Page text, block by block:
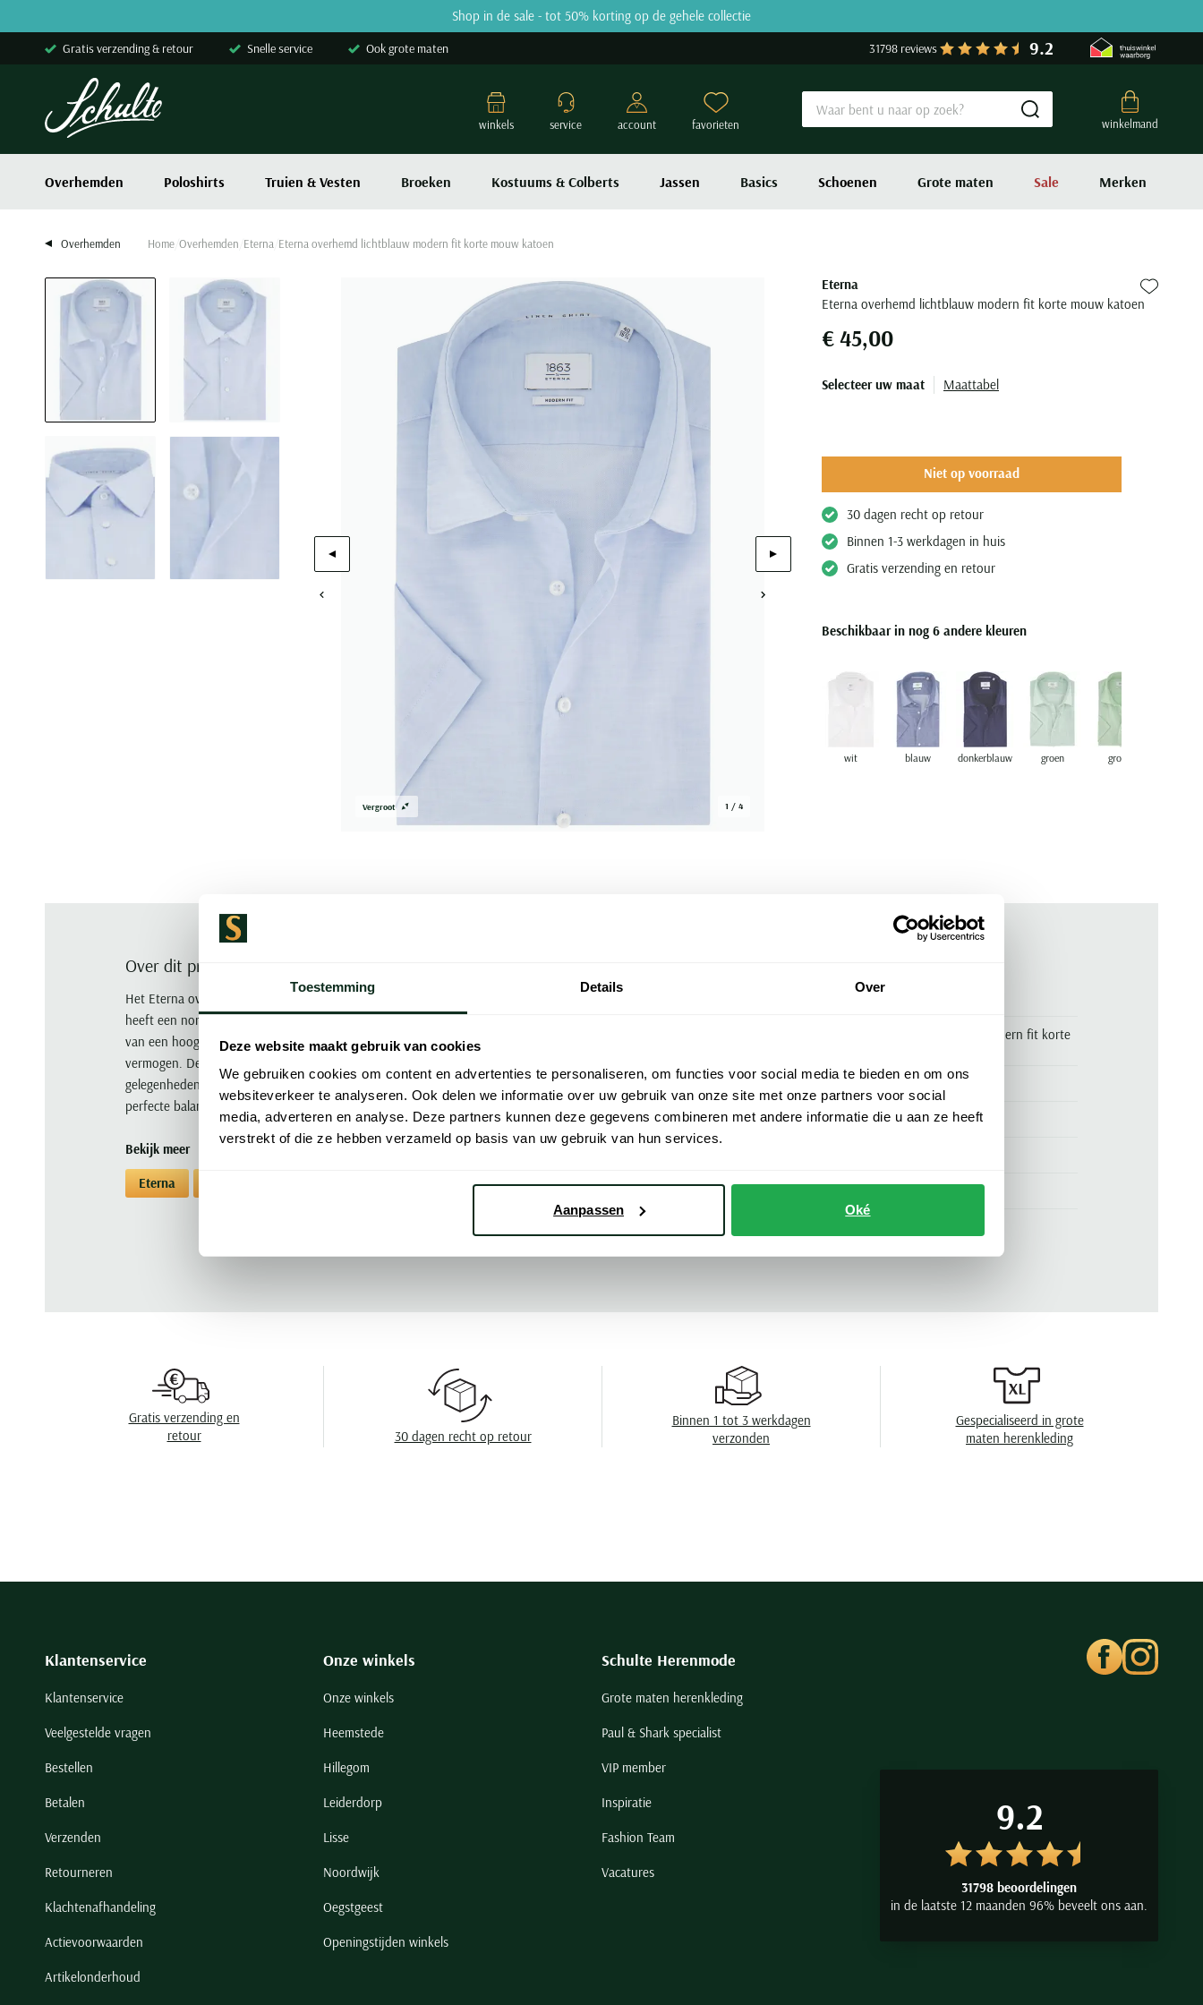
Toestemming Details Over
Deze website maakt gebruik van cookies
We gebruiken cookies om content en advertenties te personaliseren, om functies voor social media te bieden en om ons
websiteverkeer te analyseren. Ook delen we informatie over uw gebruik van onze site met onze partners voor social
media, adverteren en analyse. Deze partners kunnen deze gegevens combineren met andere informatie die u aan ze heeft
verstrekt of die ze hebben verzameld op basis van uw gebruik van hun services.
Aanpassen Oké
Shop in de sale - tot 50% korting op de gehele collectie
Gratis verzending & retour Snelle service Ook grote maten 31798 reviews 9.2
winkelmand
Submit search
Overhemden Poloshirts Truien & Vesten Broeken Kostuums & Colberts Jassen Basics Schoenen Grote maten Sale Merken
winkels service account favorieten
Overhemden Home Overhemden Eterna Eterna overhemd lichtblauw modern fit korte mouw katoen
Vergroot 1 / 4
Eterna
Eterna overhemd lichtblauw modern fit korte mouw katoen Zet bij
€ 45,00
Selecteer uw maat Maattabel
Niet op voorraad
30 dagen recht op retour
Binnen 1-3 werkdagen in huis
Gratis verzending en retour
Beschikbaar in nog 6 andere kleuren
wit blauw donkerblauw groen groen
Over dit product
Het Eterna overhemd in lichtblauw is een stijlvolle keuze voor de moderne man. Dit overhemd
heeft een normale fit en korte mouwen waardoor het ideaal is voor zomerse dagen. Gemaakt
van een hoogwaardige mix van 59% katoen en 41% linnen biedt het comfort en ademend
vermogen. De semi-wide spread boord en effen design maken het geschikt voor zakelijke
gelegenheden. Voeg dit veelzijdige Eterna overhemd toe aan je garderobe en ervaar de
perfecte balans tussen stijl en comfort. Koop nu!
Bekijk meer
Eterna
Eterna overhemd lichtblauw modern fit korte
Merk Eterna
Materiaal 59% katoen en 41% linnen
Kleur
Leveranciers nr. 2355 SS8P-11
Borstzak geen borstzak
Wasvoorschriften speciaal wasprogamma 30°C, niet in de
droger, strijken op middelhoge temperatuur,
Gratis verzending en
retour
30 dagen recht op retour
Binnen 1 tot 3 werkdagen
verzonden
Gespecialiseerd in grote
maten herenkleding
Klantenservice
Klantenservice
Veelgestelde vragen
Bestellen
Betalen
Verzenden
Retourneren
Klachtenafhandeling
Actievoorwaarden
Artikelonderhoud
Onze winkels
Onze winkels
Heemstede
Hillegom
Leiderdorp
Lisse
Noordwijk
Oegstgeest
Openingstijden winkels
Schulte Herenmode
Grote maten herenkleding
Paul & Shark specialist
VIP member
Inspiratie
Fashion Team
Vacatures
9.2
31798 beoordelingen
in de laatste 12 maanden 96% beveelt ons aan.